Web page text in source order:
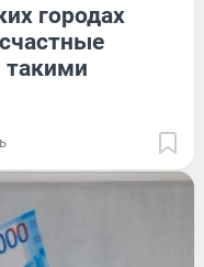
городах
такими